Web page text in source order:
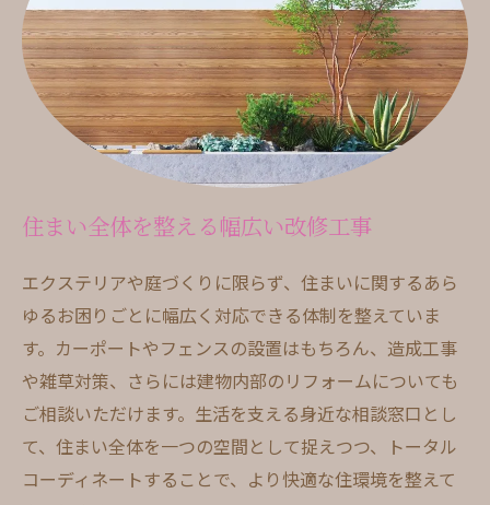
住まい全体を整える幅広い改修工事
エクステリアや庭づくりに限らず、住まいに関するあら
ゆるお困りごとに幅広く対応できる体制を整えていま
す。カーポートやフェンスの設置はもちろん、造成工事
や雑草対策、さらには建物内部のリフォームについても
ご相談いただけます。生活を支える身近な相談窓口とし
て、住まい全体を一つの空間として捉えつつ、トータル
コーディネートすることで、より快適な住環境を整えて